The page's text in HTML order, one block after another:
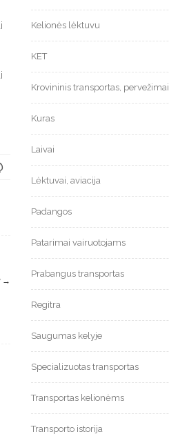
→
Kelionės lėktuvu
KET
Krovininis transportas, pervežimai
Kuras
Laivai
Lėktuvai, aviacija
Padangos
Patarimai vairuotojams
Prabangus transportas
Regitra
Saugumas kelyje
Specializuotas transportas
Transportas kelionėms
Transporto istorija